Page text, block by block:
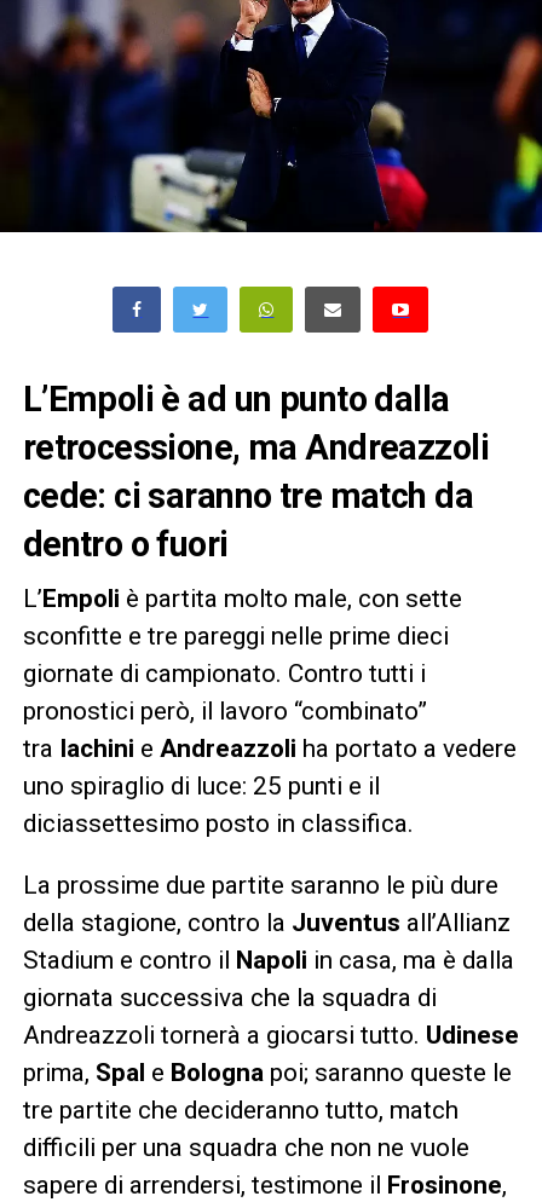
L’Empoli è ad un punto dalla
retrocessione, ma Andreazzoli
cede: ci saranno tre match da
dentro o fuori
L’ Empoli è partita molto male, con sette
sconfitte e tre pareggi nelle prime dieci
giornate di campionato. Contro tutti i
pronostici però, il lavoro “combinato”
tra Iachini e Andreazzoli ha portato a vedere
uno spiraglio di luce: 25 punti e il
diciassettesimo posto in classifica.
La prossime due partite saranno le più dure
della stagione, contro la Juventus all’Allianz
Stadium e contro il
Napoli in casa, ma è dalla
giornata successiva che la squadra di
Andreazzoli tornerà a giocarsi tutto. Udinese
prima, Spal e Bolognapoi; saranno queste le
tre partite che decideranno tutto, match
difficili per una squadra che non ne vuole
sapere di arrendersi, testimone il
Frosinone,